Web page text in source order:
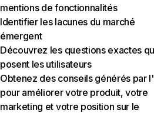
mentions de fonctionnalités
Identifier les lacunes du marché
émergent
Découvrez les questions exactes
posent les utilisateurs
Obtenez des conseils générés par
pour améliorer votre produit, votre
marketing et votre position sur le